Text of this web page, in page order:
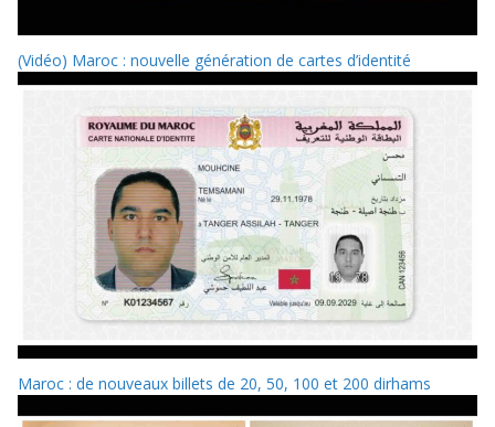
(Vidéo) Maroc : nouvelle génération de cartes d’identité
Maroc : de nouveaux billets de 20, 50, 100 et 200 dirhams